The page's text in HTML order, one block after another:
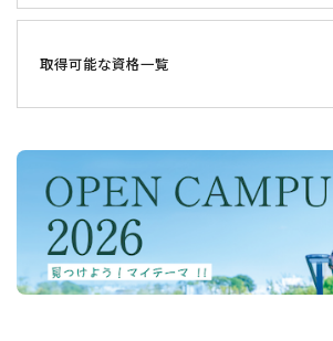
取得可能な資格一覧